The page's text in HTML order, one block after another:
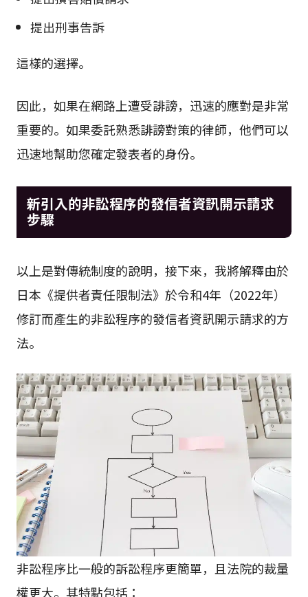
提出刑事告訴
這樣的選擇。
因此，如果在網路上遭受誹謗，迅速的應對是非常
重要的。如果委託熟悉誹謗對策的律師，他們可以
迅速地幫助您確定發表者的身份。
新引入的非訟程序的發信者資訊開示請求
步驟
以上是對傳統制度的說明，接下來，我將解釋由於
日本《提供者責任限制法》於令和4年（2022年）
修訂而產生的非訟程序的發信者資訊開示請求的方
法。
非訟程序比一般的訴訟程序更簡單，且法院的裁量
權更大。其特點包括：